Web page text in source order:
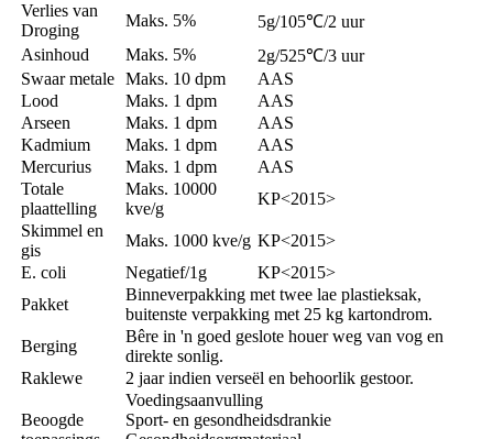
Verlies van
Droging
Maks. 5%
5g/105℃/2 uur
Asinhoud
Maks. 5%
2g/525℃/3 uur
Swaar metale Maks. 10 dpm
AAS
Lood
Maks. 1 dpm
AAS
Arseen
Maks. 1 dpm
AAS
Kadmium
Maks. 1 dpm
AAS
Mercurius
Maks. 1 dpm
AAS
Totale
plaattelling
Maks. 10000
kve/g
KP<2015>
Skimmel en
gis
Maks. 1000 kve/g KP<2015>
E. coli
Negatief/1g
KP<2015>
Pakket
Binneverpakking met twee lae plastieksak,
buitenste verpakking met 25 kg kartondrom.
Berging
Bêre in 'n goed geslote houer weg van vog en
direkte sonlig.
Raklewe
2 jaar indien verseël en behoorlik gestoor.
Beoogde
Voedingsaanvulling
Sport- en gesondheidsdrankie